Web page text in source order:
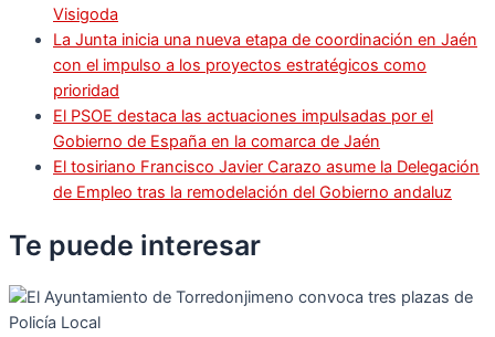
Visigoda
La Junta inicia una nueva etapa de coordinación en Jaén
con el impulso a los proyectos estratégicos como
prioridad
El PSOE destaca las actuaciones impulsadas por el
Gobierno de España en la comarca de Jaén
El tosiriano Francisco Javier Carazo asume la Delegación
de Empleo tras la remodelación del Gobierno andaluz
Te puede interesar